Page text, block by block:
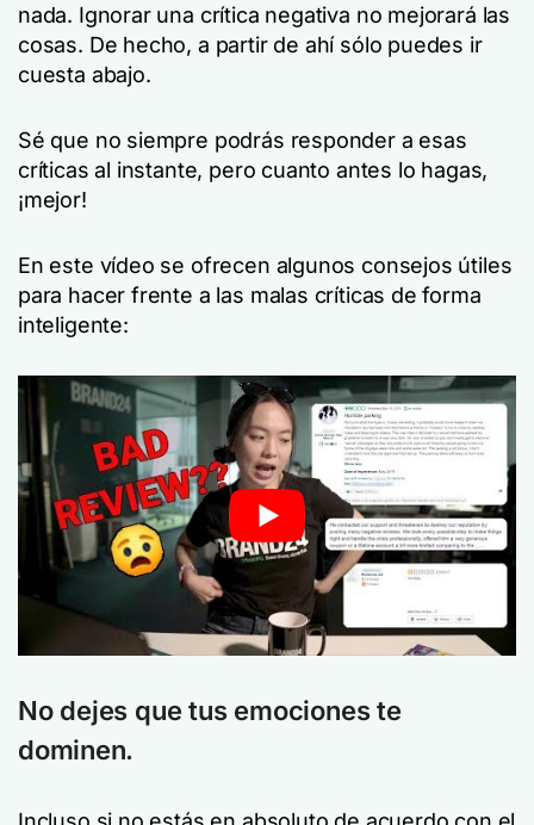
nada. Ignorar una crítica negativa no mejorará las
cosas. De hecho, a partir de ahí sólo puedes ir
cuesta abajo.
Sé que no siempre podrás responder a esas
críticas al instante, pero cuanto antes lo hagas,
¡mejor!
En este vídeo se ofrecen algunos consejos útiles
para hacer frente a las malas críticas de forma
inteligente:
No dejes que tus emociones te
dominen.